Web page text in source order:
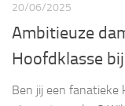
20/06/2025
Ambitieuze
Hoofdklasse
Ben jij een fanatieke